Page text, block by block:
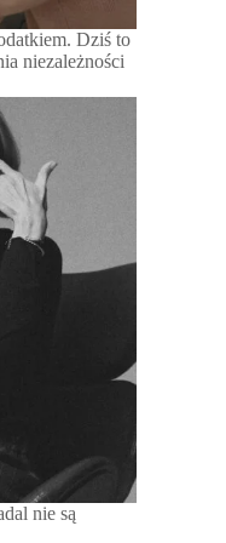
Dziś to
niezależności
nie są